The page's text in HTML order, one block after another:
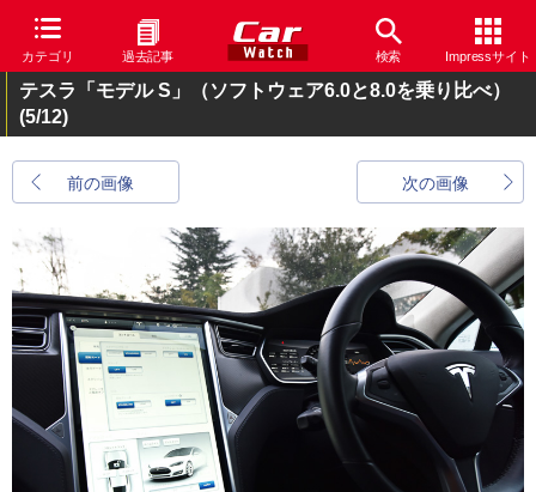
カテゴリ 過去記事 検索 Impressサイト
テスラ「モデル S」（ソフトウェア6.0と8.0を乗り比べ）
(5/12)
前の画像 次の画像